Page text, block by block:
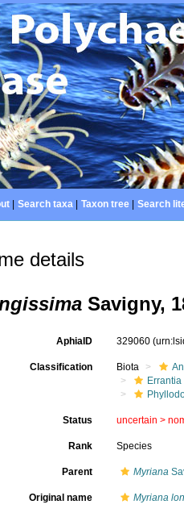
| Search taxa| Taxon tree| Search
details
Savigny,
AphiaID 329060
Classification Biota
Errantia
Status uncertain >
Rank Species
Parent Myriana
Original name Myriana